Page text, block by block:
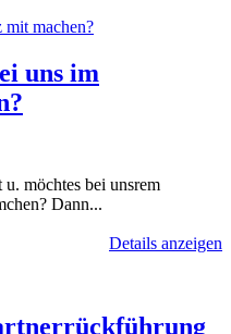
uns im
möchtes bei unsrem
Dann...
Details anzeigen